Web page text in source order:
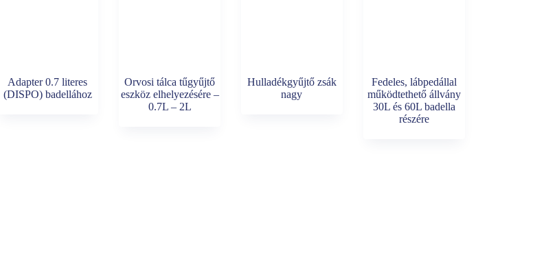
Adapter 0.7 literes
(DISPO) badellához
Orvosi tálca tűgyűjtő
eszköz elhelyezésére –
0.7L – 2L
Hulladékgyűjtő zsák
nagy
Fedeles, lábpedállal
működtethető állvány
30L és 60L badella
részére